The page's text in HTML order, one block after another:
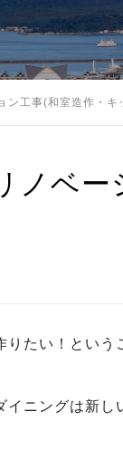
工事(和室造作・キ
ベー
たい！とい
ニングは新し